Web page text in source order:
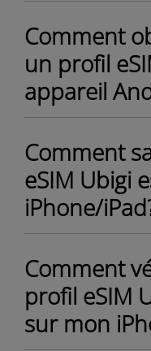
Comment
un profil
appareil
Comment
eSIM Ubigi
iPhone/
Comment
profil eSIM
sur mon